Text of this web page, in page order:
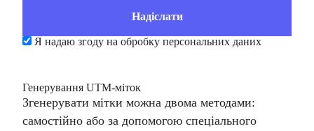
Я надаю згоду на обробку персональних даних
Генерування UTM-міток
Згенерувати мітки можна двома методами:
самостійно або за допомогою спеціального